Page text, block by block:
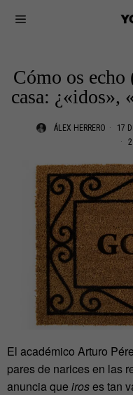
Cómo os echo
casa: ¿«idos»,
ÁLEX HERRERO 17
El académico Arturo
pares de narices en las
anuncia que iroses tan